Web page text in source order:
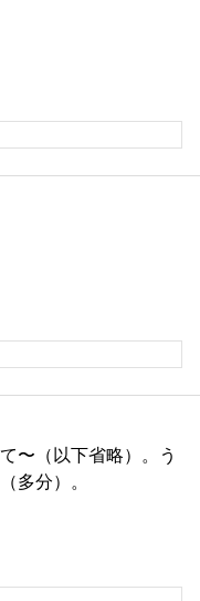
〜（以下省略）。う
多分）。